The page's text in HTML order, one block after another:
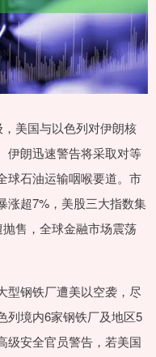
美国与以色列对伊朗核
伊朗迅速警告将采取对等
球石油运输咽喉要道。市
涨超7%，美股三大指数集
售，全球金融市场震荡
型钢铁厂遭美以空袭，尽
列境内6家钢铁厂及地区5
级安全官员警告，若美国